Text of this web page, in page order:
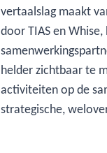
vertaalslag maakt
door TIAS en
strategische,